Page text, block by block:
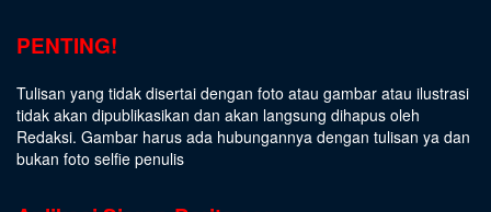
PENTING!
Tulisan yang tidak disertai dengan foto atau gambar atau ilustrasi
tidak akan dipublikasikan dan akan langsung dihapus oleh
Redaksi. Gambar harus ada hubungannya dengan tulisan ya dan
bukan foto selfie penulis